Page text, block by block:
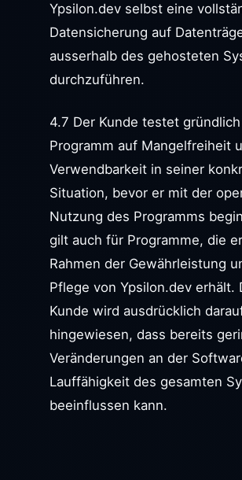
Ypsilon.dev selbst eine
Datensicherung auf
ausserhalb des gehosteten
durchzuführen.
4.7 Der Kunde testet
Programm auf Mangelfreiheit
Verwendbarkeit in seiner
Situation, bevor er mit der
Nutzung des Programms
gilt auch für Programme, die
Rahmen der Gewährleistung
Pflege von Ypsilon.dev erhält.
Kunde wird ausdrücklich
hingewiesen, dass bereits
Veränderungen an der
Lauffähigkeit des gesamten
beeinflussen kann.